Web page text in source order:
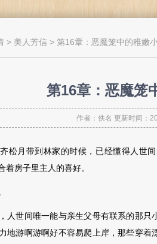
> 美人芳信> 第16章：恶魔笼中的稚嫩
第16章：恶魔笼
作者：佚名 更新时间：
月带到林家的时候，已经懂得人世间
着房子里主人的喜好。
世间唯一能与亲生父母有联系的那只
地游啊游啊好不容易爬上岸，那些穿